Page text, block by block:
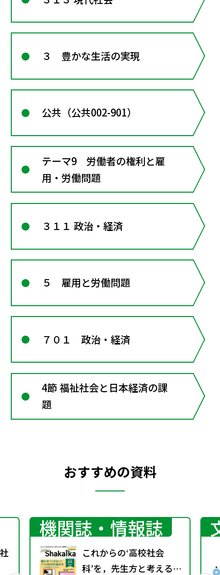
３ 豊かな生活の実現
公共（公共002-901）
テーマ9 労働者の権利と雇
用・労働問題
３１１ 政治・経済
５ 雇用と労働問題
７０１ 政治・経済
4節 福祉社会と日本経済の課
題
おすすめの資料
機関誌・情報誌
これからの‘高校社会
科’を，先生方と考える機